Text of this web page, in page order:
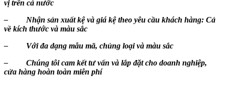
vị trên cả nước
– Nhận sản xuất kệ và giá kệ theo yêu cầu khách hàng: Cả
về kích thước và màu sắc
– Với đa dạng mẫu mã, chủng loại và màu sắc
– Chúng tôi cam kết tư vấn và lắp đặt cho doanh nghiệp,
cửa hàng hoàn toàn miễn phí